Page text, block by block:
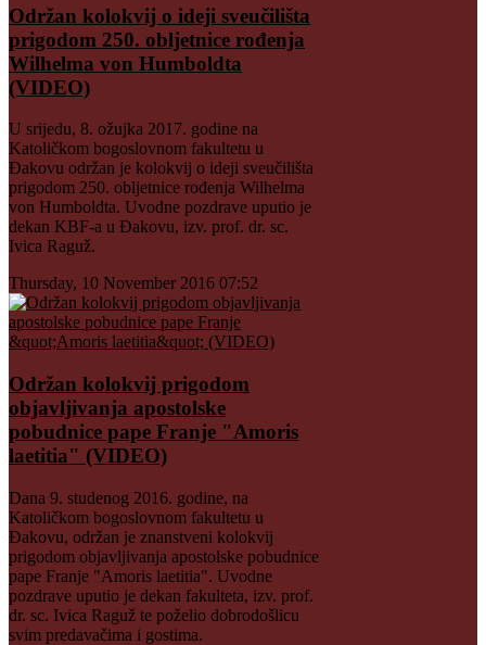
Održan kolokvij o ideji sveučilišta
prigodom 250. obljetnice rođenja
Wilhelma von Humboldta
(VIDEO)
U srijedu, 8. ožujka 2017. godine na
Katoličkom bogoslovnom fakultetu u
Đakovu održan je kolokvij o ideji sveučilišta
prigodom 250. obljetnice rođenja Wilhelma
von Humboldta. Uvodne pozdrave uputio je
dekan KBF-a u Đakovu, izv. prof. dr. sc.
Ivica Raguž.
Thursday, 10 November 2016 07:52
Održan kolokvij prigodom
objavljivanja apostolske
pobudnice pape Franje "Amoris
laetitia" (VIDEO)
Dana 9. studenog 2016. godine, na
Katoličkom bogoslovnom fakultetu u
Đakovu, održan je znanstveni kolokvij
prigodom objavljivanja apostolske pobudnice
pape Franje "Amoris laetitia". Uvodne
pozdrave uputio je dekan fakulteta, izv. prof.
dr. sc. Ivica Raguž te poželio dobrodošlicu
svim predavačima i gostima.